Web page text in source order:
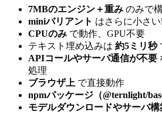
7MBのエンジン＋重み のみで
miniバリアント はさらに小さ
CPUのみ で動作、GPU不要
テキスト埋め込みは 約5ミリ秒
APIコールやサーバ通信が不要
処理
ブラウザ上 で直接動作
npmパッケージ（@ternlight/
モデルダウンロードやサーバ構